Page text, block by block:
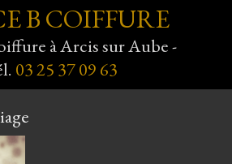
B COIFFURE
à Arcis sur Aube -
03 25 37 09 63